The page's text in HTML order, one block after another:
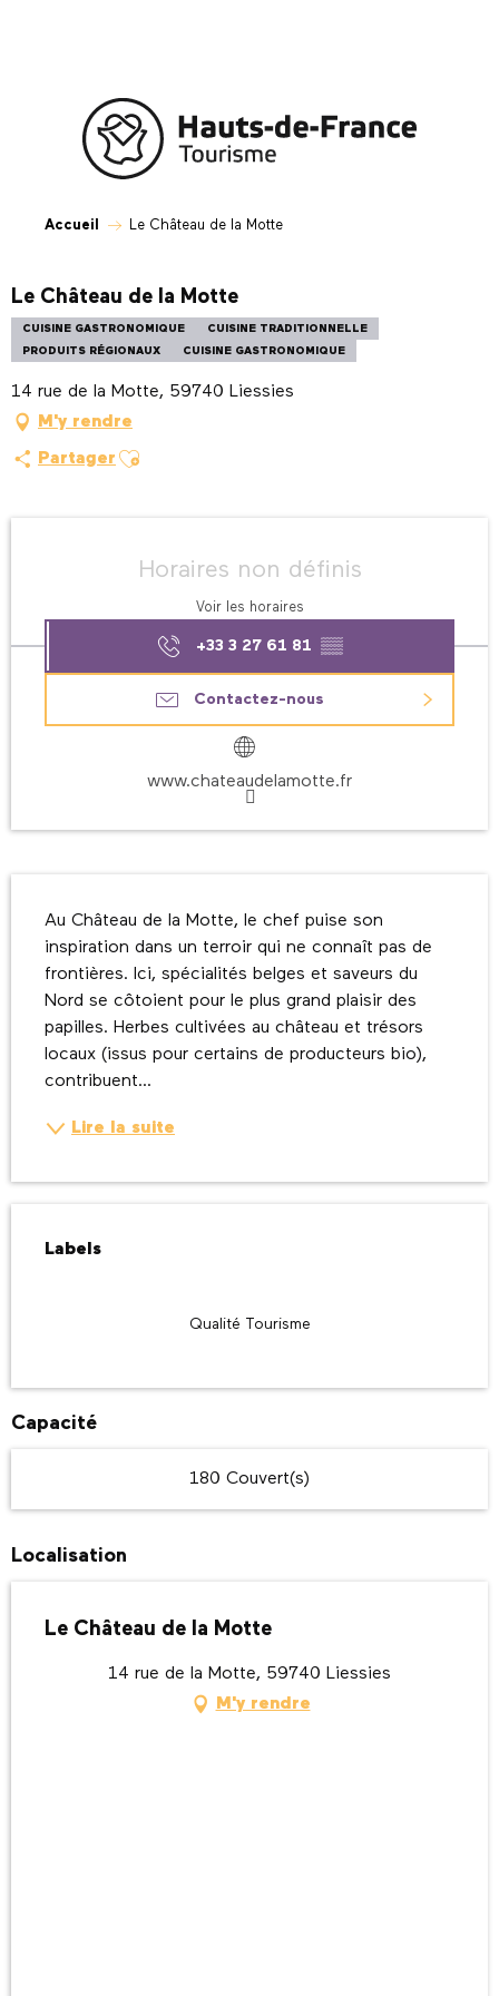
Accueil Le Château de la Motte
Le Château de la Motte
CUISINE GASTRONOMIQUE
CUISINE TRADITIONNELLE
PRODUITS RÉGIONAUX
CUISINE GASTRONOMIQUE
14 rue de la Motte, 59740 Liessies
M'y rendre
Partager Ajouter aux favoris
Horaires non définis
Voir les horaires
+33 3 27 61 81 ▒▒
Contactez-nous
www.chateaudelamotte.fr
Au Château de la Motte, le chef puise son
inspiration dans un terroir qui ne connaît pas de
frontières. Ici, spécialités belges et saveurs du
Nord se côtoient pour le plus grand plaisir des
papilles. Herbes cultivées au château et trésors
locaux (issus pour certains de producteurs bio),
contribuent...
Lire la suite
Labels
Labels
Qualité Tourisme
Capacité
180 Couvert(s)
Localisation
Le Château de la Motte
14 rue de la Motte, 59740 Liessies
M'y rendre